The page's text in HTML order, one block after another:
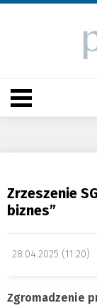
Zrzeszenie
biznes”
28.04.2025 (11:20)
Zgromadzenie